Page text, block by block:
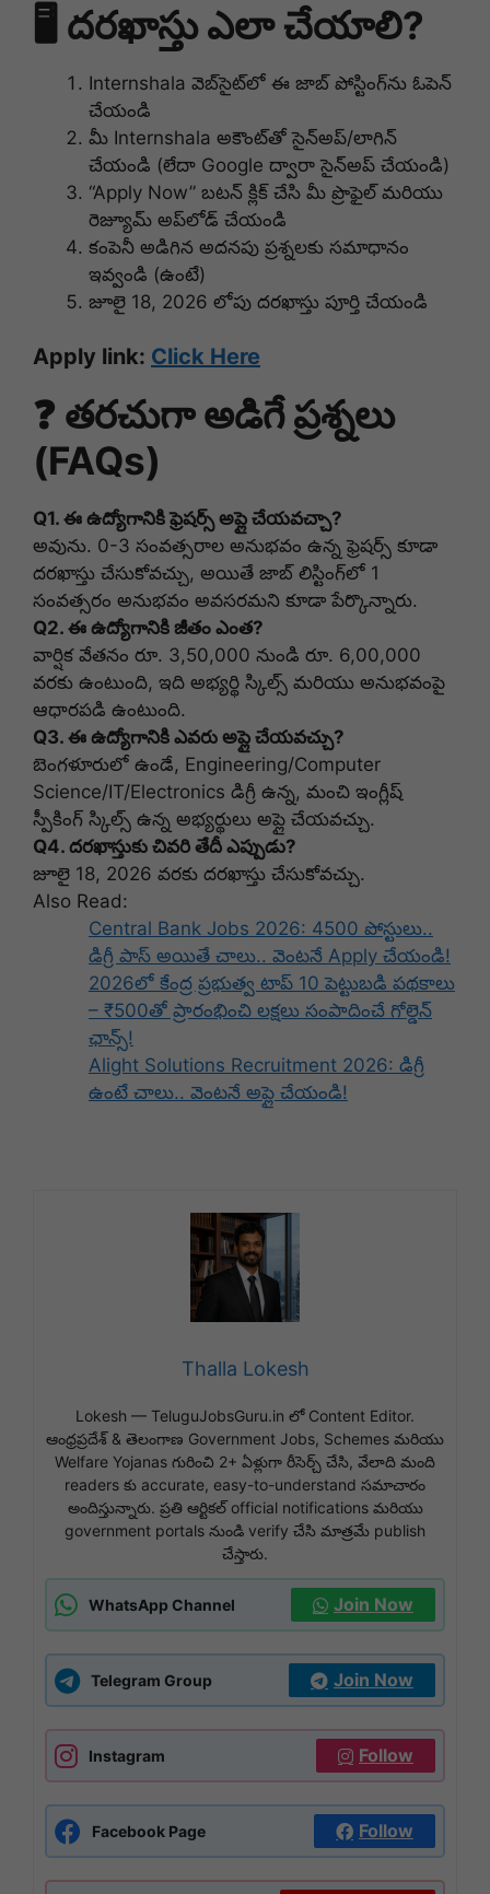
🖥️ దరఖాస్తు ఎలా చేయాలి?
Internshala వెబ్‌సైట్‌లో ఈ జాబ్ పోస్టింగ్‌ను ఓపెన్
చేయండి
మీ Internshala అకౌంట్‌తో సైన్అప్/లాగిన్
చేయండి (లేదా Google ద్వారా సైన్అప్ చేయండి)
“Apply Now” బటన్ క్లిక్ చేసి మీ ప్రొఫైల్ మరియు
రెజ్యూమ్ అప్‌లోడ్ చేయండి
కంపెనీ అడిగిన అదనపు ప్రశ్నలకు సమాధానం
ఇవ్వండి (ఉంటే)
జూలై 18, 2026 లోపు దరఖాస్తు పూర్తి చేయండి
Apply link: Click Here
❓ తరచుగా అడిగే ప్రశ్నలు
(FAQs)
Q1. ఈ ఉద్యోగానికి ఫ్రెషర్స్ అప్లై చేయవచ్చా?
అవును. 0-3 సంవత్సరాల అనుభవం ఉన్న ఫ్రెషర్స్ కూడా
దరఖాస్తు చేసుకోవచ్చు, అయితే జాబ్ లిస్టింగ్‌లో 1
సంవత్సరం అనుభవం అవసరమని కూడా పేర్కొన్నారు.
Q2. ఈ ఉద్యోగానికి జీతం ఎంత?
వార్షిక వేతనం రూ. 3,50,000 నుండి రూ. 6,00,000
వరకు ఉంటుంది, ఇది అభ్యర్థి స్కిల్స్ మరియు అనుభవంపై
ఆధారపడి ఉంటుంది.
Q3. ఈ ఉద్యోగానికి ఎవరు అప్లై చేయవచ్చు?
బెంగళూరులో ఉండే, Engineering/Computer
Science/IT/Electronics డిగ్రీ ఉన్న, మంచి ఇంగ్లీష్
స్పీకింగ్ స్కిల్స్ ఉన్న అభ్యర్థులు అప్లై చేయవచ్చు.
Q4. దరఖాస్తుకు చివరి తేదీ ఎప్పుడు?
జూలై 18, 2026 వరకు దరఖాస్తు చేసుకోవచ్చు.
Also Read:
Central Bank Jobs 2026: 4500 పోస్టులు..
డిగ్రీ పాస్ అయితే చాలు.. వెంటనే Apply చేయండి!
2026లో కేంద్ర ప్రభుత్వ టాప్ 10 పెట్టుబడి పథకాలు
– ₹500తో ప్రారంభించి లక్షలు సంపాదించే గోల్డెన్
ఛాన్స్!
Alight Solutions Recruitment 2026: డిగ్రీ
ఉంటే చాలు.. వెంటనే అప్లై చేయండి!
Thalla Lokesh
Lokesh — TeluguJobsGuru.in లో Content Editor.
ఆంధ్రప్రదేశ్ & తెలంగాణ Government Jobs, Schemes మరియు
Welfare Yojanas గురించి 2+ ఏళ్లుగా రీసెర్చ్ చేసి, వేలాది మంది
readers కు accurate, easy-to-understand సమాచారం
అందిస్తున్నారు. ప్రతి ఆర్టికల్ official notifications మరియు
government portals నుండి verify చేసి మాత్రమే publish
చేస్తారు.
WhatsApp Channel Join Now
Telegram Group Join Now
Instagram Follow
Facebook Page Follow